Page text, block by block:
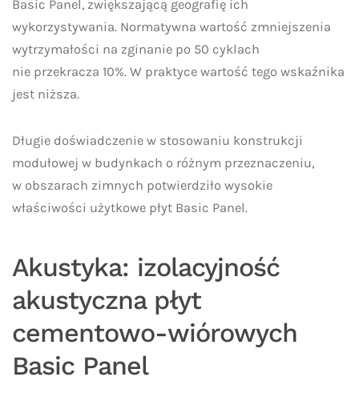
Basic Panel, zwiększającą geografię ich
wykorzystywania. Normatywna wartość zmniejszenia
wytrzymałości na zginanie po 50 cyklach
nie przekracza 10%. W praktyce wartość tego wskaźnika
jest niższa.
Długie doświadczenie w stosowaniu konstrukcji
modułowej w budynkach o różnym przeznaczeniu,
w obszarach zimnych potwierdziło wysokie
właściwości użytkowe płyt Basic Panel.
Akustyka: izolacyjność
akustyczna płyt
cementowo-wiórowych
Basic Panel